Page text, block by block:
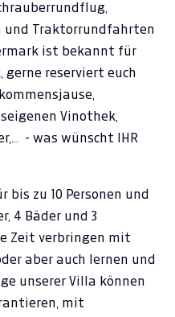
und Traktorrundfahrten
ist bekannt für
reserviert euch
Vinothek,
- was wünscht IHR
zu 10 Personen und
4 Bäder und 3
Zeit verbringen mit
aber auch lernen und
unserer Villa können
mit